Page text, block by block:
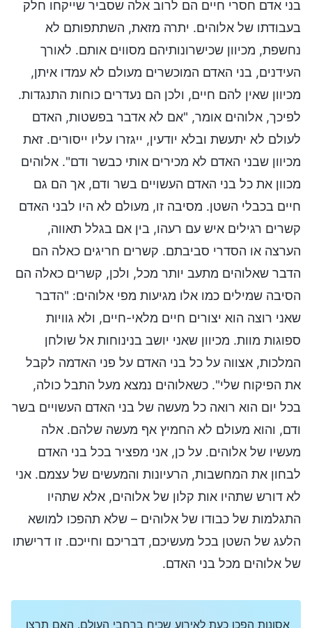
בני אדם חסרי חיים הם לרוב אלה שסביר שייקחו חלק
בעבודתו של אלוהים. יתרה מזאת, השתתפותם לא
נחשפת, מכיוון שכישרונותיהם מסווים אותם. לאורך
העידנים, בני האדם המוכשרים מעולם לא עמדו איתן,
מכיוון שאין להם חיים, ולכן הם נעדרים כוחות התנגדות.
לפיכך, אלוהים אומר, "אם לא אדבר בפשטות, האדם
לעולם לא יתעשת ובלא יודעין, ייגזרו עליו ייסורים. זאת
מכיוון שבני האדם לא מכירים אותי כבשר ודם". אלוהים
מכוון את כל בני האדם העשויים בשר ודם, אך הם גם
חיים בכבלי השטן. מסיבה זו, מעולם לא היו לבני האדם
קשרים רגילים איש עם רעהו, בין אם בגלל תאווה,
הערצה או הסדרי סביבתם. קשרים חריגים כאלה הם
הדבר שאלוהים מתעב יותר מכל, ולכן, קשרים כאלה הם
הסיבה שמילים כמו אלו מגיעות מפי אלוהים: "הדבר
שאני רוצה הוא יצורים חיים מלאי-חיים, ולא גוויות
ספוגות מוות. מכיוון שאני יושב בנינוחות אל שולחן
המלכות, אצווה על כל בני האדם על פני האדמה לקבל
את הפיקוח שלי". כשאלוהים נמצא מעל התבל כולה,
בכל יום הוא רואה כל מעשה של בני האדם העשויים בשר
ודם, והוא מעולם לא החמיץ אף מעשה שלהם. אלה
מעשיו של אלוהים. על כן, אני מפציר בכל בני האדם
לבחון את המחשבות, הרעיונות והמעשים של עצמם. אני
לא דורש שתהיו אות קלון של אלוהים, אלא שתהיו
התגלמות של כבודו של אלוהים – שלא תהפכו למושא
הלעג של השטן בכל מעשיכם, דבריכם וחייכם. זו דרישתו
של אלוהים מכל בני האדם.
אסונות הפכו כעת לאירוע שכיח ברחבי העולם. האם תרצו